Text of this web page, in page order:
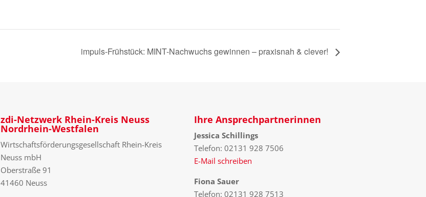
impuls-Frühstück: MINT-Nachwuchs gewinnen – praxisnah & clever!
zdi-Netzwerk Rhein-Kreis Neuss
Nordrhein-Westfalen
Wirtschaftsförderungsgesellschaft Rhein-Kreis
Neuss mbH
Oberstraße 91
41460 Neuss
Ihre Ansprechpartnerinnen
Jessica Schillings
Telefon: 02131 928 7506
E-Mail schreiben
Fiona Sauer
Telefon: 02131 928 7513